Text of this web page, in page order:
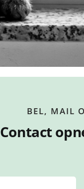
BEL, MAIL
Contact